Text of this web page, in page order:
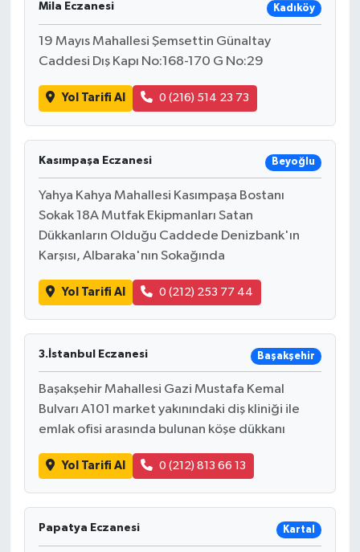
Mila Eczanesi Kadıköy
19 Mayıs Mahallesi Şemsettin Günaltay
Caddesi Dış Kapı No:168-170 G No:29
Yol Tarifi Al 0 (216) 514 23 73
Kasımpaşa Eczanesi Beyoğlu
Yahya Kahya Mahallesi Kasımpaşa Bostanı
Sokak 18A Mutfak Ekipmanları Satan
Dükkanların Olduğu Caddede Denizbank'ın
Karşısı, Albaraka'nın Sokağında
Yol Tarifi Al 0 (212) 253 77 44
3.İstanbul Eczanesi Başakşehir
Başakşehir Mahallesi Gazi Mustafa Kemal
Bulvarı A101 market yakınındaki diş kliniği ile
emlak ofisi arasında bulunan köşe dükkanı
Yol Tarifi Al 0 (212) 813 66 13
Papatya Eczanesi Kartal
Otomobil
Pazarlar
Politika
Resmi İlan
Rüya Tabirleri
Sağlık
Şaphane
Spor
Tavşanlı